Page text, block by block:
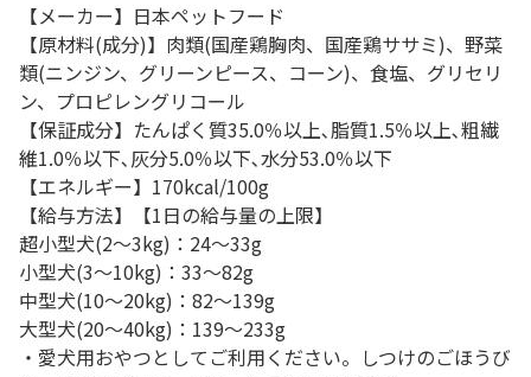
【メーカー】日本ペットフード
【原材料(成分)】肉類(国産鶏胸肉、国産鶏ササミ)、野菜
類(ニンジン、グリーンピース、コーン)、食塩、グリセリ
ン、プロピレングリコール
【保証成分】たんぱく質35.0％以上､脂質1.5％以上､粗繊
維1.0％以下､灰分5.0％以下､水分53.0％以下
【エネルギー】170kcal/100g
【給与方法】【1日の給与量の上限】
超小型犬(2～3kg)：24～33g
小型犬(3～10kg)：33～82g
中型犬(10～20kg)：82～139g
大型犬(20～40kg)：139～233g
・愛犬用おやつとしてご利用ください。しつけのごほうび